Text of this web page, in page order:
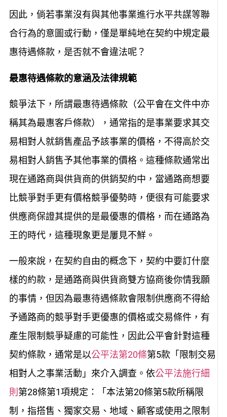
因此，倘若事業沒有與其他事業進行水平共謀等聯
合行為的意圖或行動，僅是單純地在契約中規定最
惠待遇條款，是否就不會違法呢？
最惠待遇條款的意涵及法律規範
競爭法下，所謂最惠待遇條款（公平會在文件中亦
稱其為最惠客戶條款），通常指的是事業要求其交
易相對人就銷售產品予該事業的價格，不得高於交
易相對人銷售予其他事業的價格。這種條款通常出
現在通路商與供貨商的供銷契約中，當通路商想要
比競爭對手更有價格競爭優勢時，便很有可能要求
供應商保證其提供的是最優惠的價格，而在通路為
王的時代，這種現象更是屢見不鮮。
一般來說，在契約自由的概念下，契約中要訂什麼
樣的約款，是通路商與供貨商雙方協商後你情我願
的事情，但因為最惠待遇條款會限制供應商不得給
予通路商的競爭對手更優惠的價格或交易條件，有
產生限制競爭疑慮的可能性，因此公平會針對這種
契約條款，通常是以公平法第20條第5款「限制交易
相對人之事業活動」來介入調查。依公平法施行細
則 第28條第1項規定：「本法第20條第5款所稱限
制，指搭售、獨家交易、地域、顧客或使用之限制